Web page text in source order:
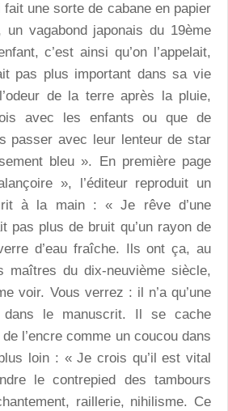
fait une sorte de cabane en papier
vagabond japonais du 19ème
c’est ainsi qu’on l’appelait,
pas plus important dans sa vie
de la terre après la pluie,
avec les enfants ou que de
passer avec leur lenteur de star
bleu ». En première page
», l’éditeur reproduit un
à la main : « Je rêve d’une
pas plus de bruit qu’un rayon de
d’eau fraîche. Ils ont ça, au
maîtres du dix-neuvième siècle,
voir. Vous verrez : il n’a qu’une
dans le manuscrit. Il se cache
l’encre comme un coucou dans
loin : « Je crois qu’il est vital
le contrepied des tambours
raillerie, nihilisme. Ce